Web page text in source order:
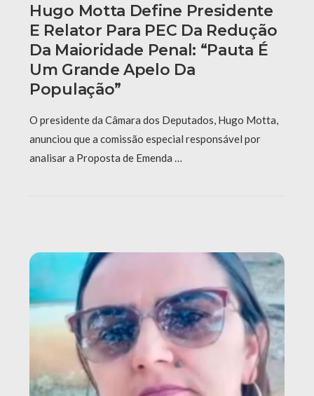
Hugo Motta Define Presidente
E Relator Para PEC Da Redução
Da Maioridade Penal: “Pauta É
Um Grande Apelo Da
População”
O presidente da Câmara dos Deputados, Hugo Motta,
anunciou que a comissão especial responsável por
analisar a Proposta de Emenda …